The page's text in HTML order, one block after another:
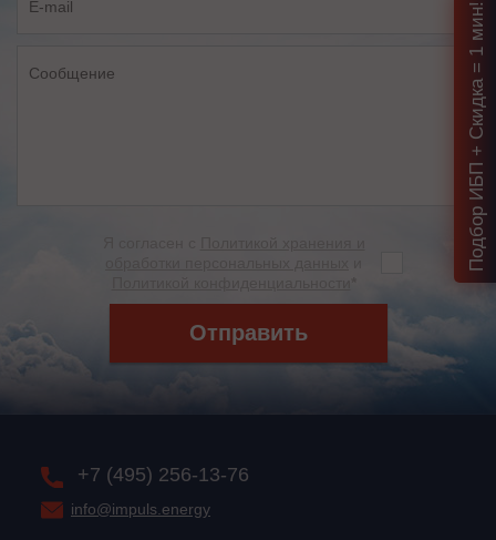
Отправить
+7 (495) 256-13-76
info@impuls.energy
Подбор ИБП + Скидка = 1 мин!